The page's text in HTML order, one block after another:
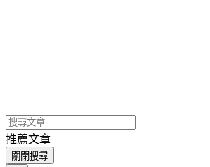
推薦文章
關閉搜尋